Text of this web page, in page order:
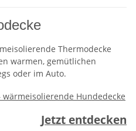
Thermodecke
warmen, gemütlichen
oder im Auto.
Jetzt entdecken